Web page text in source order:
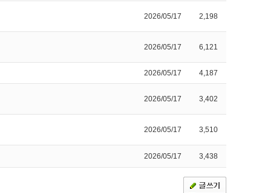
2026/05/17 2,198
2026/05/17 6,121
2026/05/17 4,187
2026/05/17 3,402
2026/05/17 3,510
2026/05/17 3,438